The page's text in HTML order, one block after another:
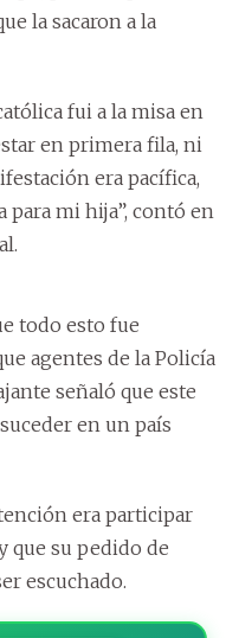
la sacaron a la
fui a la misa en
en primera fila, ni
era pacífica,
mi hija”, contó en
todo esto fue
agentes de la Policía
señaló que este
en un país
era participar
que su pedido de
escuchado.